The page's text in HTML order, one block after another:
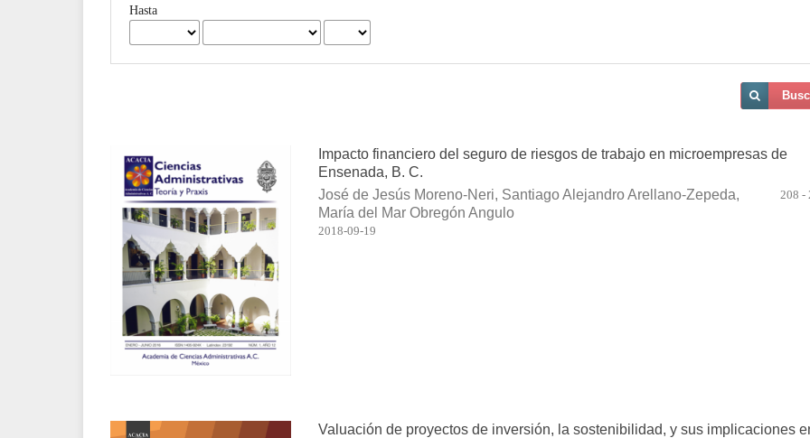
Hasta
Impacto financiero del seguro de riesgos de trabajo en microempresas de
Ensenada, B. C.
José de Jesús Moreno-Neri, Santiago Alejandro Arellano-Zepeda,
María del Mar Obregón Angulo
208 -
2018-09-19
Valuación de proyectos de inversión, la sostenibilidad, y sus implicaciones